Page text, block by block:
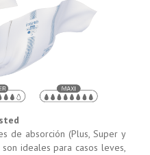
de absorción (Plus, Super y
ideales para casos leves,